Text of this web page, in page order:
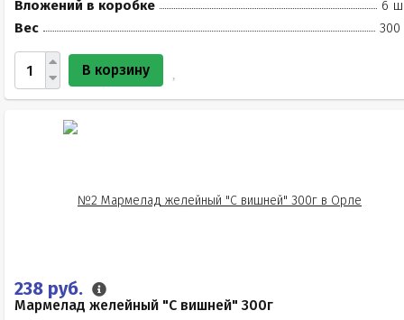
Вложений в коробке
6
Вес
300
В корзину
238 руб.
Мармелад желейный "С вишней" 300г